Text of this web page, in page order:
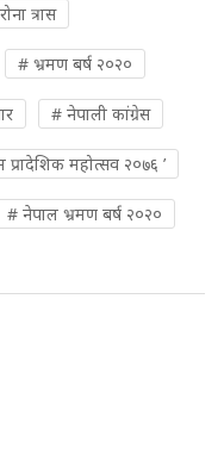
त्रास
# भ्रमण बर्ष २०२०
# नेपाली कांग्रेस
प्रादेशिक महोत्सव २०७६ ’
# नेपाल भ्रमण बर्ष २०२०